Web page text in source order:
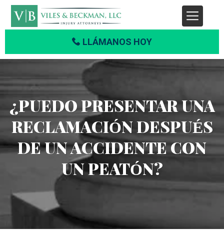
LLÁMANOS HOY
¿PUEDO PRESENTAR UNA
RECLAMACIÓN DESPUÉS
DE UN ACCIDENTE CON
UN PEATÓN?